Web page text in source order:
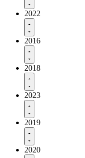
2022
2016
2018
2023
2019
2020